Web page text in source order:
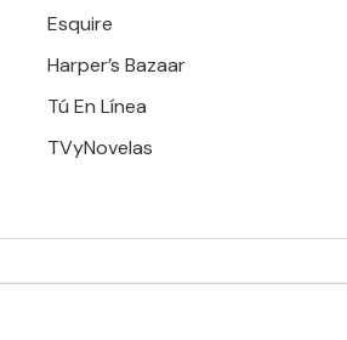
Esquire
Harper’s Bazaar
Tú En Línea
TVyNovelas
- LIFESTYLES